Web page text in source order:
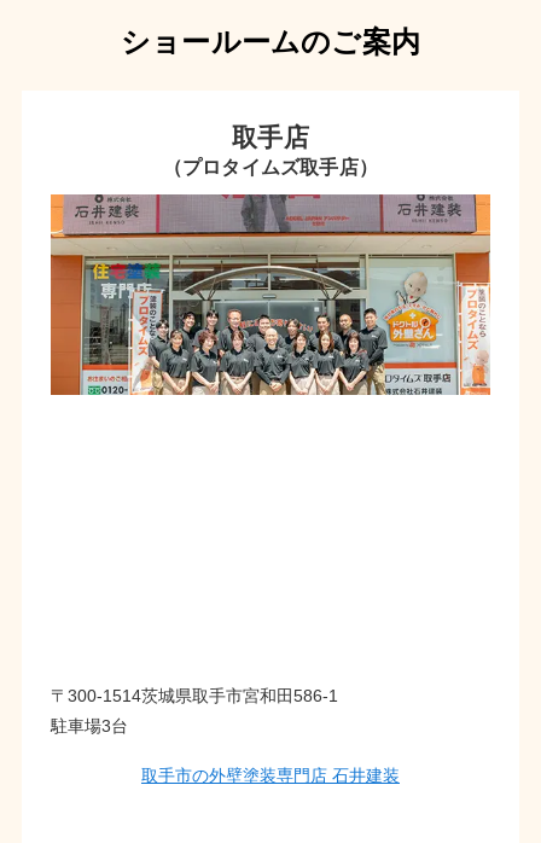
ショールームのご案内
取手店
（プロタイムズ取手店）
〒300-1514茨城県取手市宮和田586-1
駐車場3台
取手市の外壁塗装専門店 石井建装